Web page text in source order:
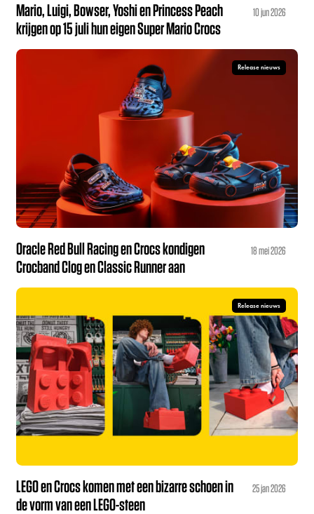
Mario, Luigi, Bowser, Yoshi en Princess Peach
krijgen op 15 juli hun eigen Super Mario Crocs
10 jun 2026
Release nieuws
Oracle Red Bull Racing en Crocs kondigen
Crocband Clog en Classic Runner aan
18 mei 2026
Release nieuws
LEGO en Crocs komen met een bizarre schoen in
de vorm van een LEGO-steen
25 jan 2026